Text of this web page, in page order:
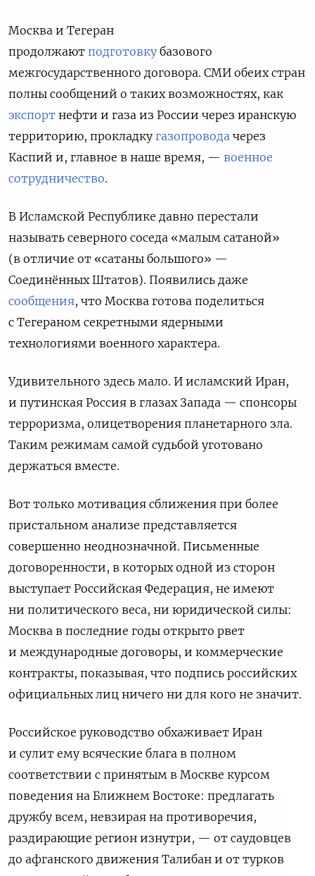
Подписывайтесь на The
Moscow Times в Telegram —
@moscowtimes_ru
Москва и Тегеран
продолжают подготовку базового
межгосударственного договора. СМИ обеих стран
полны сообщений о таких возможностях, как
экспорт нефти и газа из России через иранскую
территорию, прокладку газопровода через
Каспий и, главное в наше время, — военное
сотрудничество.
В Исламской Республике давно перестали
называть северного соседа «малым сатаной»
(в отличие от «сатаны большого» —
Соединённых Штатов). Появились даже
сообщения, что Москва готова поделиться
с Тегераном секретными ядерными
технологиями военного характера.
Удивительного здесь мало. И исламский Иран,
и путинская Россия в глазах Запада — спонсоры
терроризма, олицетворения планетарного зла.
Таким режимам самой судьбой уготовано
держаться вместе.
Вот только мотивация сближения при более
пристальном анализе представляется
совершенно неоднозначной. Письменные
договоренности, в которых одной из сторон
выступает Российская Федерация, не имеют
ни политического веса, ни юридической силы:
Москва в последние годы открыто рвет
и международные договоры, и коммерческие
контракты, показывая, что подпись российских
официальных лиц ничего ни для кого не значит.
Российское руководство обхаживает Иран
и сулит ему всяческие блага в полном
соответствии с принятым в Москве курсом
поведения на Ближнем Востоке: предлагать
дружбу всем, невзирая на противоречия,
раздирающие регион изнутри, — от саудовцев
до афганского движения Талибан и от турков